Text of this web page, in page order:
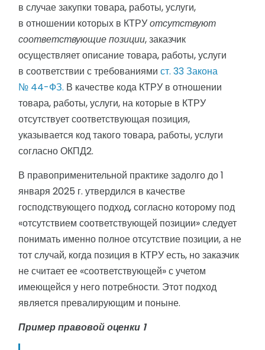
в случае закупки товара, работы, услуги,
в отношении которых в КТРУотсутствуют
соответствующие позиции, заказчик
осуществляет описание товара, работы, услуги
в соответствии с требованиями ст. 33 Закона
№ 44-ФЗ. В качестве кода КТРУ в отношении
товара, работы, услуги, на которые в КТРУ
отсутствует соответствующая позиция,
указывается код такого товара, работы, услуги
согласно ОКПД2.
В правоприменительной практике задолго до 1
января 2025 г. утвердился в качестве
господствующего подход, согласно которому под
«отсутствием соответствующей позиции» следует
понимать именно полное отсутствие позиции, а не
тот случай, когда позиция в КТРУ есть, но заказчик
не считает ее «соответствующей» с учетом
имеющейся у него потребности. Этот подход
является превалирующим и поныне.
Пример правовой оценки 1